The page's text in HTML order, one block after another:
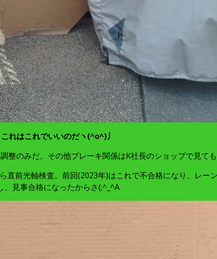
れはこれでいいのだヽ(^o^)丿
のみだ。その他ブレーキ関係はK社長のショップで見て
前光軸検査。前回(2023年)はこれで不合格になり、レー
、見事合格になったからさ(;^_^A